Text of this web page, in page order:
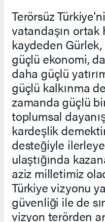
Terörsüz
vatandaşın
kaydeden
güçlü ekonomi,
daha güçlü
güçlü kalkınma
zamanda güçlü
toplumsal
kardeşlik
desteğiyle
ulaştığında
aziz milletimiz
Türkiye vizyonu
güvenliği ile de
vizyon terörden